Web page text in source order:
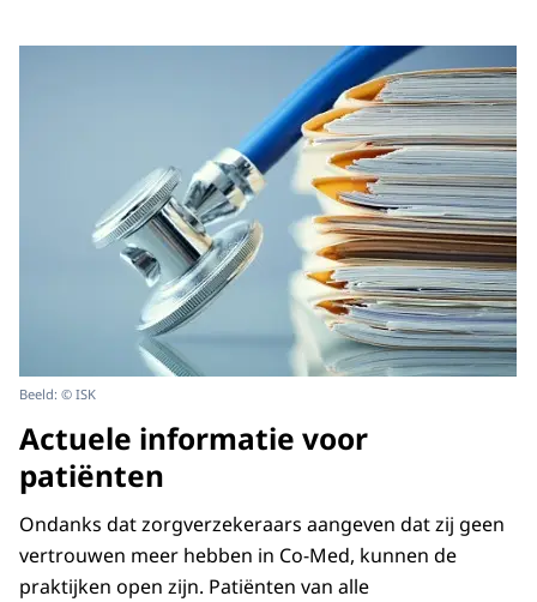
Beeld: © ISK
Actuele informatie voor
patiënten
Ondanks dat zorgverzekeraars aangeven dat zij geen
vertrouwen meer hebben in Co-Med, kunnen de
praktijken open zijn. Patiënten van alle